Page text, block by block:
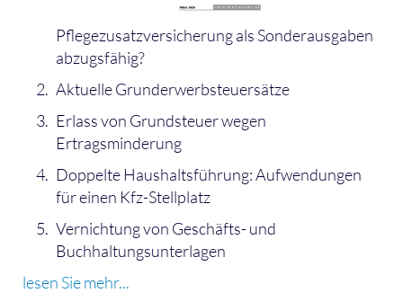
Pflegezusatzversicherung als Sonderausgaben
abzugsfähig?
Aktuelle Grunderwerbsteuersätze
Erlass von Grundsteuer wegen
Ertragsminderung
Doppelte Haushaltsführung: Aufwendungen
für einen Kfz-Stellplatz
Vernichtung von Geschäfts- und
Buchhaltungsunterlagen
lesen Sie mehr...